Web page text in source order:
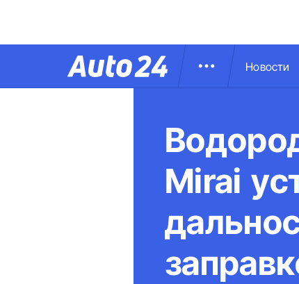
Новости
Mirai